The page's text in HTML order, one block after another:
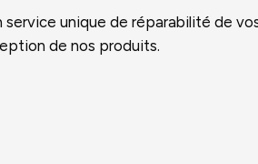
service unique de réparabilité de
de nos produits.